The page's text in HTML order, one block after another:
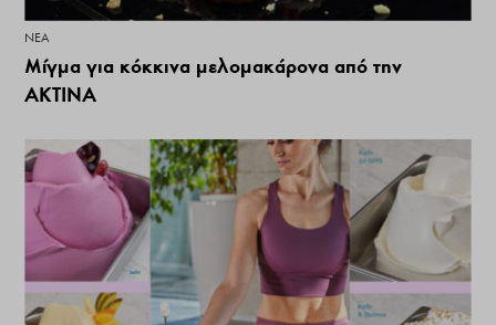
ΝΕΑ
Μίγμα για κόκκινα μελομακάρονα από την
ΑΚΤΙΝΑ